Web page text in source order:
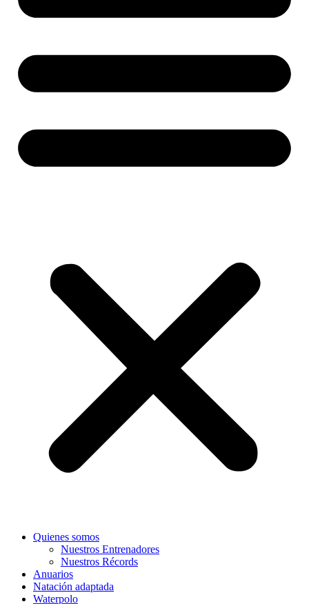
Quienes somos
Nuestros Entrenadores
Nuestros Récords
Anuarios
Natación adaptada
Waterpolo